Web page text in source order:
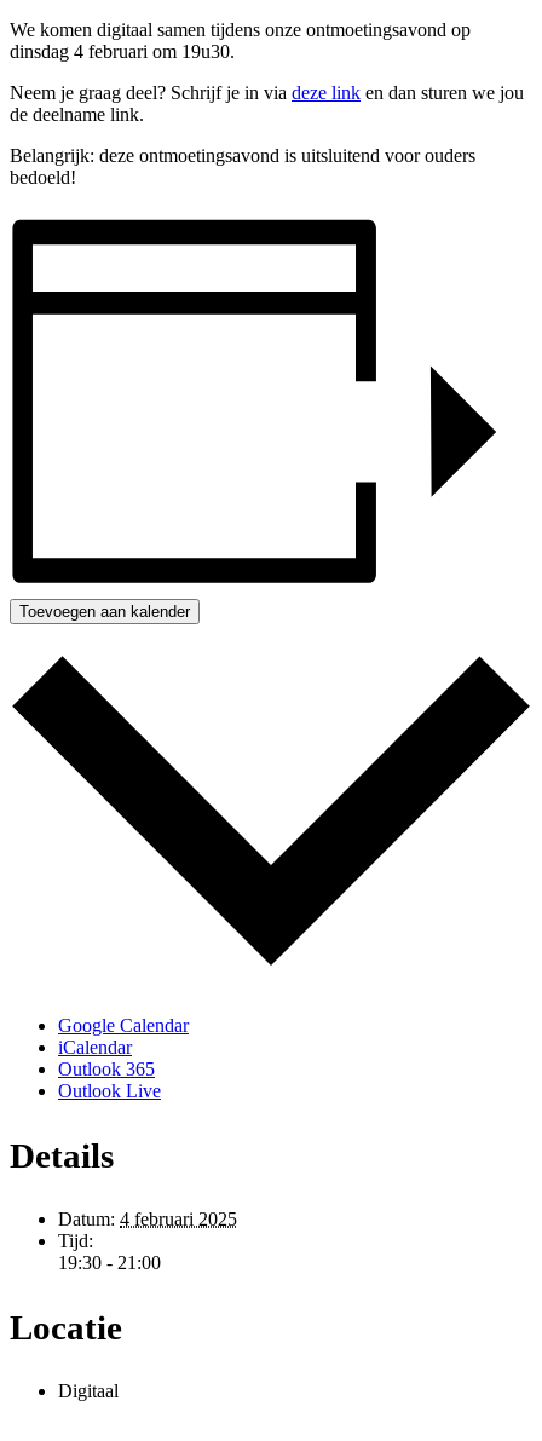
We komen digitaal samen tijdens onze ontmoetingsavond op
dinsdag 4 februari om 19u30.
Neem je graag deel? Schrijf je in via deze link en dan sturen we jou
de deelname link.
Belangrijk: deze ontmoetingsavond is uitsluitend voor ouders
bedoeld!
Toevoegen aan kalender
Google Calendar
iCalendar
Outlook 365
Outlook Live
Details
Datum: 4 februari 2025
Tijd:
19:30 - 21:00
Locatie
Digitaal